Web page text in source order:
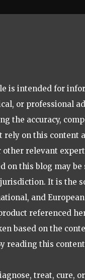
is intended for
or professional
the accuracy,
rely on this content
other relevant
on this blog may
It is the
and
referenced
based on the
reading this
treat, cure,